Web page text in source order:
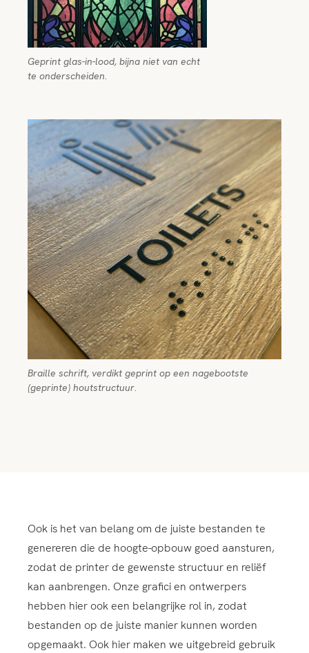
Geprint glas-in-lood, bijna niet van echt
te onderscheiden.
Braille schrift, verdikt geprint op een nagebootste
(geprinte) houtstructuur.
Ook is het van belang om de juiste bestanden te
genereren die de hoogte-opbouw goed aansturen,
zodat de printer de gewenste structuur en reliëf
kan aanbrengen. Onze grafici en ontwerpers
hebben hier ook een belangrijke rol in, zodat
bestanden op de juiste manier kunnen worden
opgemaakt. Ook hier maken we uitgebreid gebruik